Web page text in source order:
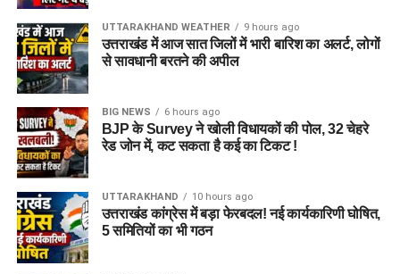
UTTARAKHAND WEATHER 9 hours ago
उत्तराखंड में आज सात जिलों में भारी बारिश का अलर्ट, लोगों
से सावधानी बरतने की अपील
BIG NEWS 6 hours ago
BJP के Survey ने खोली विधायकों की पोल, 32 चेहरे
रेड जोन में, कट सकता है कई का टिकट !
UTTARAKHAND 10 hours ago
उत्तराखंड कांग्रेस में बड़ा फेरबदल! नई कार्यकारिणी घोषित,
5 समितियों का भी गठन